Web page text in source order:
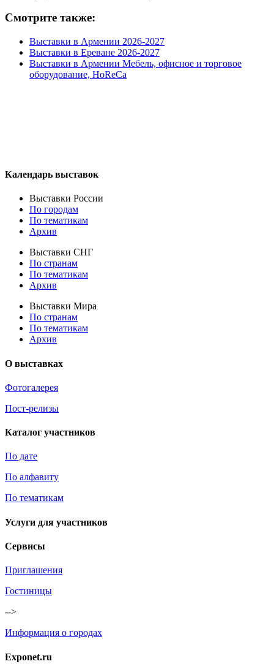
Смотрите также:
Выставки в Армении 2026-2027
Выставки в Ереване 2026-2027
Выставки в Армении Мебель, офисное и торговое
оборудование, HoReCa
Календарь выставок
Выставки России
По городам
По тематикам
Архив
Выставки СНГ
По странам
По тематикам
Архив
Выставки Мира
По странам
По тематикам
Архив
О выставках
Фотогалерея
Пост-релизы
Каталог участников
По дате
По алфавиту
По тематикам
Услуги для участников
Сервисы
Приглашения
Гостиницы
-->
Информация о городах
Exponet.ru